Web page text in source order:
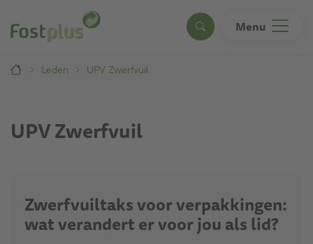
en
naar
inhoud
Search Menu
Breadcrumb
Leden UPV Zwerfvuil
UPV Zwerfvuil
Zwerfvuiltaks voor verpakkingen:
wat verandert er voor jou als lid?